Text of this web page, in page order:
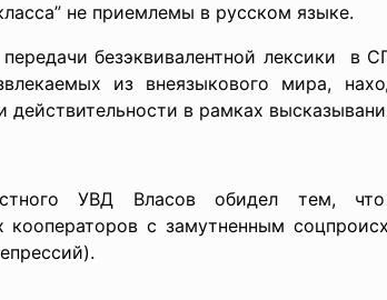
не приемлемы в русском языке.
безэквивалентной лексики в
из внеязыкового мира,
действительности в рамках
УВД Власов обидел тем,
кооператоров с замутненным